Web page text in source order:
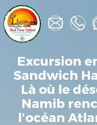
Excursion
Sandwich
Là où le
Namib
l'océan